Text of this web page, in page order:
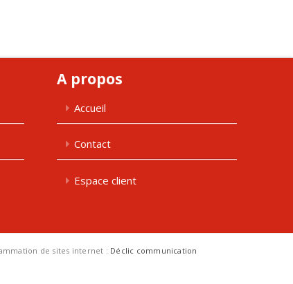
A propos
Accueil
Contact
Espace client
de sites internet : Déclic communication